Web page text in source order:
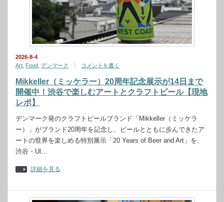
2026-8-4
Art Food デンマーク コメントを書く
Mikkeller（ミッケラー）20周年記念展示が14日まで
開催中！渋谷で楽しむアートとクラフトビール【現地
レポ】
デンマーク発のクラフトビールブランド「Mikkeller（ミッケラ
ー）」がブランド20周年を記念し、ビールとともに歩んできたア
ートの世界を楽しめる特別展示「20 Years of Beer and Art」を、
渋谷・Ul…
詳細を見る